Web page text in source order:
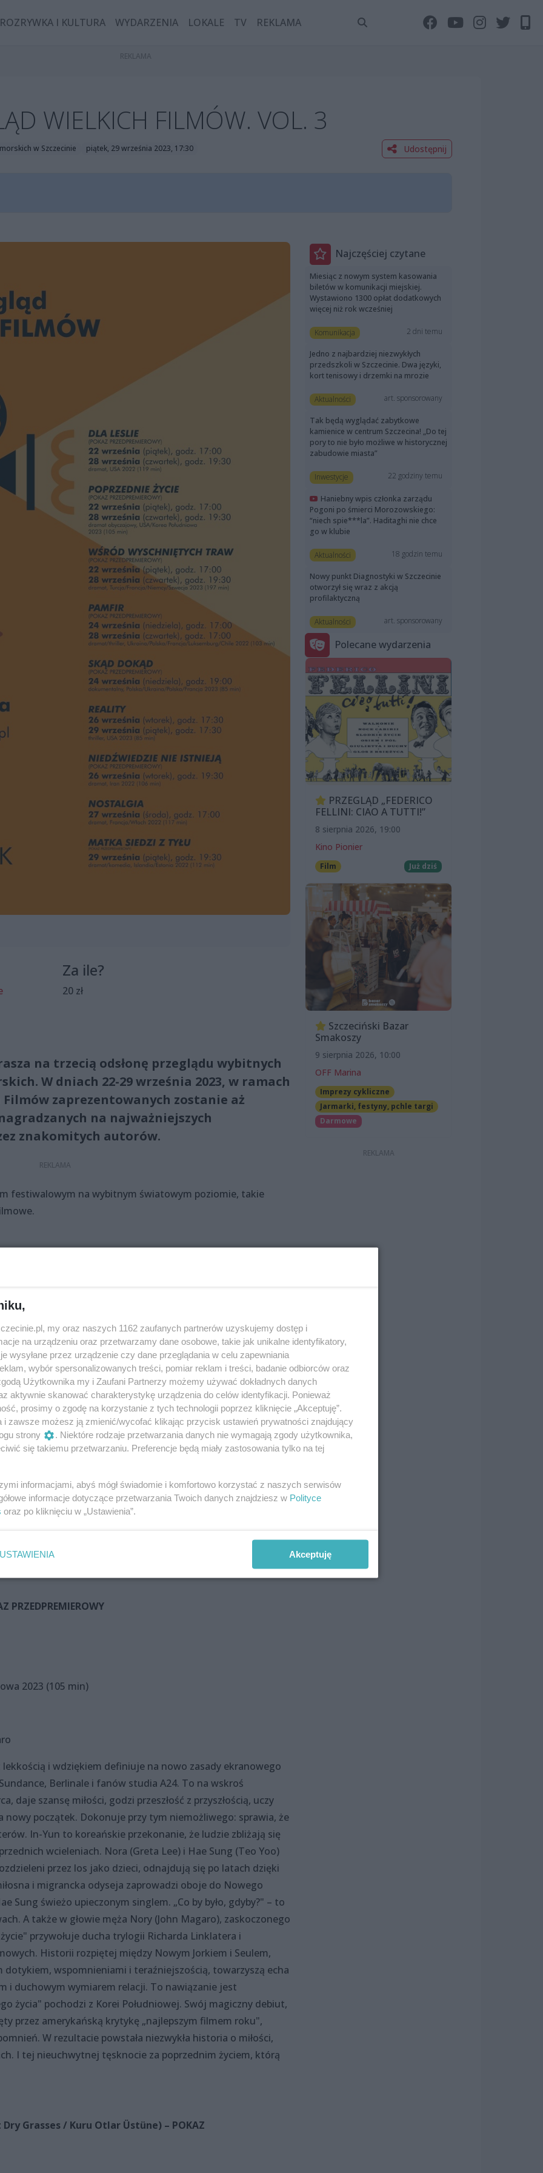
ROZRYWKA I KULTURA WYDARZENIA LOKALE TV REKLAMA
WIELKICH FILMÓW. VOL. 3
w Szczecinie piątek, 29 września 2023, 17:30 Udostępnij
Za ile?
20 zł
na trzecią odsłonę przeglądu wybitnych
W dniach 22-29 września 2023, w ramach
Filmów zaprezentowanych zostanie aż
na najważniejszych
znakomitych autorów.
festiwalowym na wybitnym światowym poziomie, takie
Marc Maron, Allison Janney
równie dobrze może jeszcze je utrudnić. Leslie, samotna
loterii 190 000 dolarów. Zamiast spełnić swoje życiowe
na alkohol i narkotyki. Po sześciu latach wraca do
Leslie szuka sposobu na zbudowanie swojej rzeczywistości
przez siebie synem. Za rolę w tym filmie Andrea
DO OSCARA 2023 dla najlepszej aktorki, a jej występ
PRZEDPREMIEROWY
2023 (105 min)
i wdziękiem definiuje na nowo zasady ekranowego
Berlinale i fanów studia A24. To na wskroś
daje szansę miłości, godzi przeszłość z przyszłością, uczy
nowy początek. Dokonuje przy tym niemożliwego: sprawia, że
In-Yun to koreańskie przekonanie, że ludzie zbliżają się
wcieleniach. Nora (Greta Lee) i Hae Sung (Teo Yoo)
przez los jako dzieci, odnajdują się po latach dzięki
i migrancka odyseja zaprowadzi oboje do Nowego
Sung świeżo upieczonym singlem. „Co by było, gdyby?" – to
A także w głowie męża Nory (John Magaro), zaskoczonego
przywołuje ducha trylogii Richarda Linklatera i
Historii rozpiętej między Nowym Jorkiem i Seulem,
wspomnieniami i teraźniejszością, towarzyszą echa
i duchowym wymiarem relacji. To nawiązanie jest
życia" pochodzi z Korei Południowej. Swój magiczny debiut,
przez amerykańską krytykę „najlepszym filmem roku",
W rezultacie powstała niezwykła historia o miłości,
I tej nieuchwytnej tęsknocie za poprzednim życiem, którą
Dry Grasses / Kuru Otlar Üstüne) – POKAZ
Najczęściej czytane
Miesiąc z nowym system kasowania
biletów w komunikacji miejskiej.
Wystawiono 1300 opłat dodatkowych
więcej niż rok wcześniej
Komunikacja 2 dni temu
Jedno z najbardziej niezwykłych
przedszkoli w Szczecinie. Dwa języki,
kort tenisowy i drzemki na mrozie
Aktualności art. sponsorowany
Tak będą wyglądać zabytkowe
kamienice w centrum Szczecina! „Do tej
pory to nie było możliwe w historycznej
zabudowie miasta”
Inwestycje 22 godziny temu
Haniebny wpis członka zarządu
Pogoni po śmierci Morozowskiego:
“niech spie***la”. Haditaghi nie chce
go w klubie
Aktualności 18 godzin temu
Nowy punkt Diagnostyki w Szczecinie
otworzył się wraz z akcją
profilaktyczną
Aktualności art. sponsorowany
Polecane wydarzenia
PRZEGLĄD „FEDERICO
FELLINI: CIAO A TUTTI!”
8 sierpnia 2026, 19:00
Kino Pionier
Film Już dziś
Szczeciński Bazar
Smakoszy
9 sierpnia 2026, 10:00
OFF Marina
Imprezy cykliczne
Jarmarki, festyny, pchle targi
Darmowe
my oraz naszych 1162 zaufanych partnerów uzyskujemy dostęp i
na urządzeniu oraz przetwarzamy dane osobowe, takie jak unikalne identyfikatory,
wysyłane przez urządzenie czy dane przeglądania w celu zapewniania
wybór spersonalizowanych treści, pomiar reklam i treści, badanie odbiorców oraz
Użytkownika my i Zaufani Partnerzy możemy używać dokładnych danych
aktywnie skanować charakterystykę urządzenia do celów identyfikacji. Ponieważ
prosimy o zgodę na korzystanie z tych technologii poprzez kliknięcie „Akceptuję”.
i zawsze możesz ją zmienić/wycofać klikając przycisk ustawień prywatności znajdujący
strony
. Niektóre rodzaje przetwarzania danych nie wymagają zgody użytkownika,
się takiemu przetwarzaniu. Preferencje będą miały zastosowania tylko na tej
informacjami, abyś mógł świadomie i komfortowo korzystać z naszych serwisów
informacje dotyczące przetwarzania Twoich danych znajdziesz w Polityce
oraz po kliknięciu w „Ustawienia”.
USTAWIENIA Akceptuję